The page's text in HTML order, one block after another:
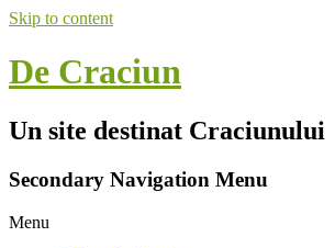
Skip to content
De Craciun
Un site destinat Craciunului
Secondary Navigation Menu
Menu